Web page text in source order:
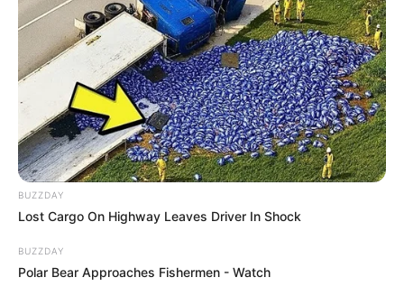
BUZZDAY
Lost Cargo On Highway Leaves Driver In Shock
BUZZDAY
Polar Bear Approaches Fishermen - Watch